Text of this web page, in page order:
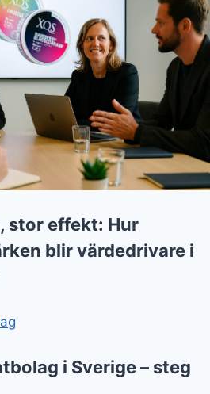
stor effekt: Hur
blir värdedrivare i
i Sverige – steg